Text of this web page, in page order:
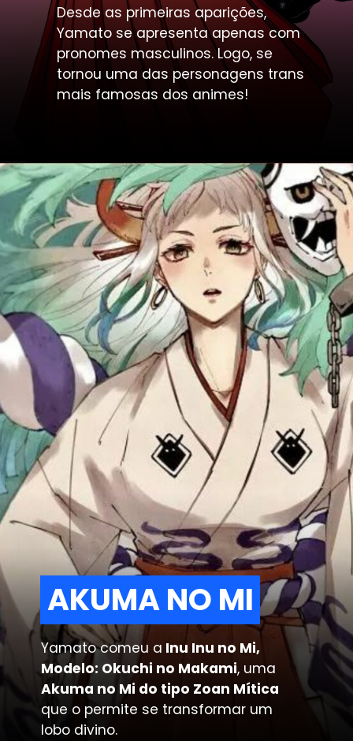
Desde as primeiras aparições,
Yamato se apresenta apenas com
pronomes masculinos. Logo, se
tornou uma das personagens trans
mais famosas dos animes!
AKUMA NO MI
AKUMA NO MI
Yamato comeu a Inu Inu no Mi,
Modelo: Okuchi no Makami
Akuma no Mi do tipo Zoan Mítica
que o permite se transformar um
lobo divino.